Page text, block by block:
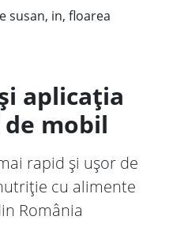
susan, in, floarea
aplicația
mobil
rapid și ușor de
cu alimente
România